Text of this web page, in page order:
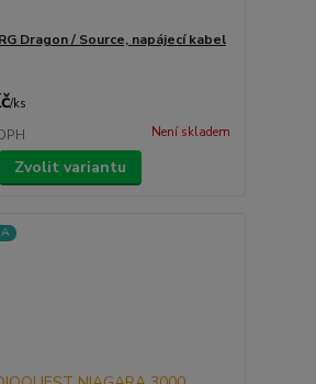
Dragon / Source, napájecí kabel
/ks
Není skladem
Zvolit variantu